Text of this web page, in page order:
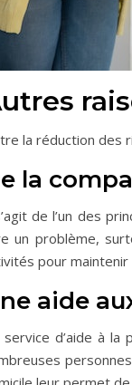
la réduction des
la
de l’un des
un problème,
pour
aide
service d’aide à